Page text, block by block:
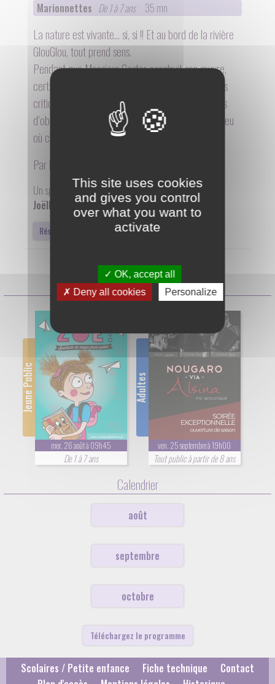
Prochaines séances
Jeune Public
mer. 26 août à 09h45
De 1 à 7 ans
Adultes
ven. 25 septembre à 19h00
Tout public à partir de 8 ans
Calendrier
août
septembre
octobre
Téléchargez le programme
Marionnettes De 1 à 7 ans 35 mn
La nature est vivante… si, si !! Et au bord de la rivière
GlouGlou, tout prend sens.
Pendant que Monsieur Castor construit son œuvre,
certains s’émerveillent, d’autres s’interrogent et les
critiques fusent. Pourtant, lorsqu’on prend le temps
d’observer, tout devient un merveilleux terrain de jeu
où chacun trouve sa place.
Par la compagnie
Un spectacle écrit, mis en scène et interprété par :
Joëlle Salles
Réserver
Scolaires / Petite enfance Fiche technique
Contact
This site uses cookies
and gives you control
over what you want to
activate
OK, accept all
Deny all cookies
Personalize